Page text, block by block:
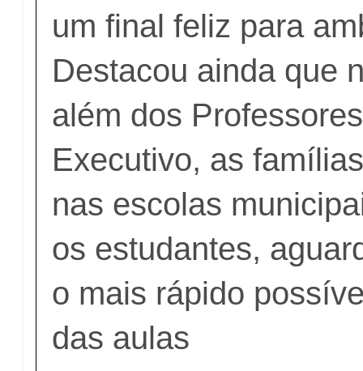
um final feliz para
Destacou ainda que
além dos
Executivo, as
nas escolas
os estudantes,
o mais rápido
das aulas